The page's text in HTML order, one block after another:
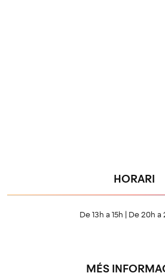
HORARI
De 13h a 15h | De 20h a
MÉS